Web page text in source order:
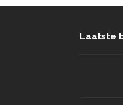
Laatste